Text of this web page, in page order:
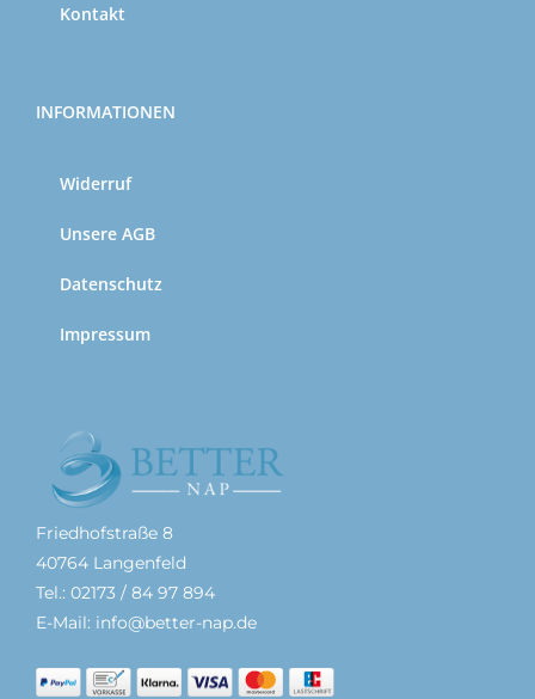
Kontakt
INFORMATIONEN
Widerruf
Unsere AGB
Datenschutz
Impressum
Friedhofstraße 8
40764 Langenfeld
Tel.: 02173 / 84 97 894
E-Mail: info@better-nap.de